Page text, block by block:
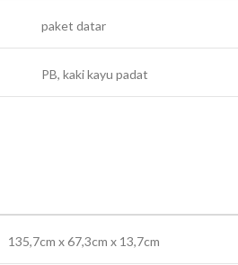
paket datar
PB, kaki kayu padat
135,7cm x 67,3cm x 13,7cm